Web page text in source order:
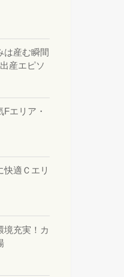
は産む瞬間
産エピソ
Fエリア・
快適Ｃエリ
境充実！カ